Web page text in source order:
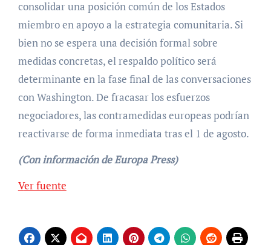
consolidar una posición común de los Estados
miembro en apoyo a la estrategia comunitaria. Si
bien no se espera una decisión formal sobre
medidas concretas, el respaldo político será
determinante en la fase final de las conversaciones
con Washington. De fracasar los esfuerzos
negociadores, las contramedidas europeas podrían
reactivarse de forma inmediata tras el 1 de agosto.
(Con información de Europa Press)
Ver fuente